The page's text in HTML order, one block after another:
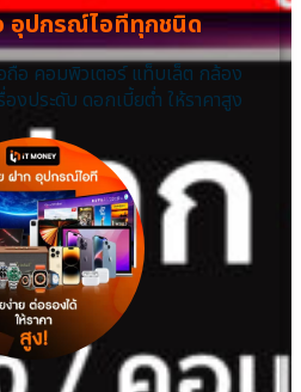
อุปกรณ์ไอทีทุกชนิด
ถือ คอมพิวเตอร์ แท็บเล็ต กล้อง
ประดับ ดอกเบี้ยต่ำ ให้ราคาสูง